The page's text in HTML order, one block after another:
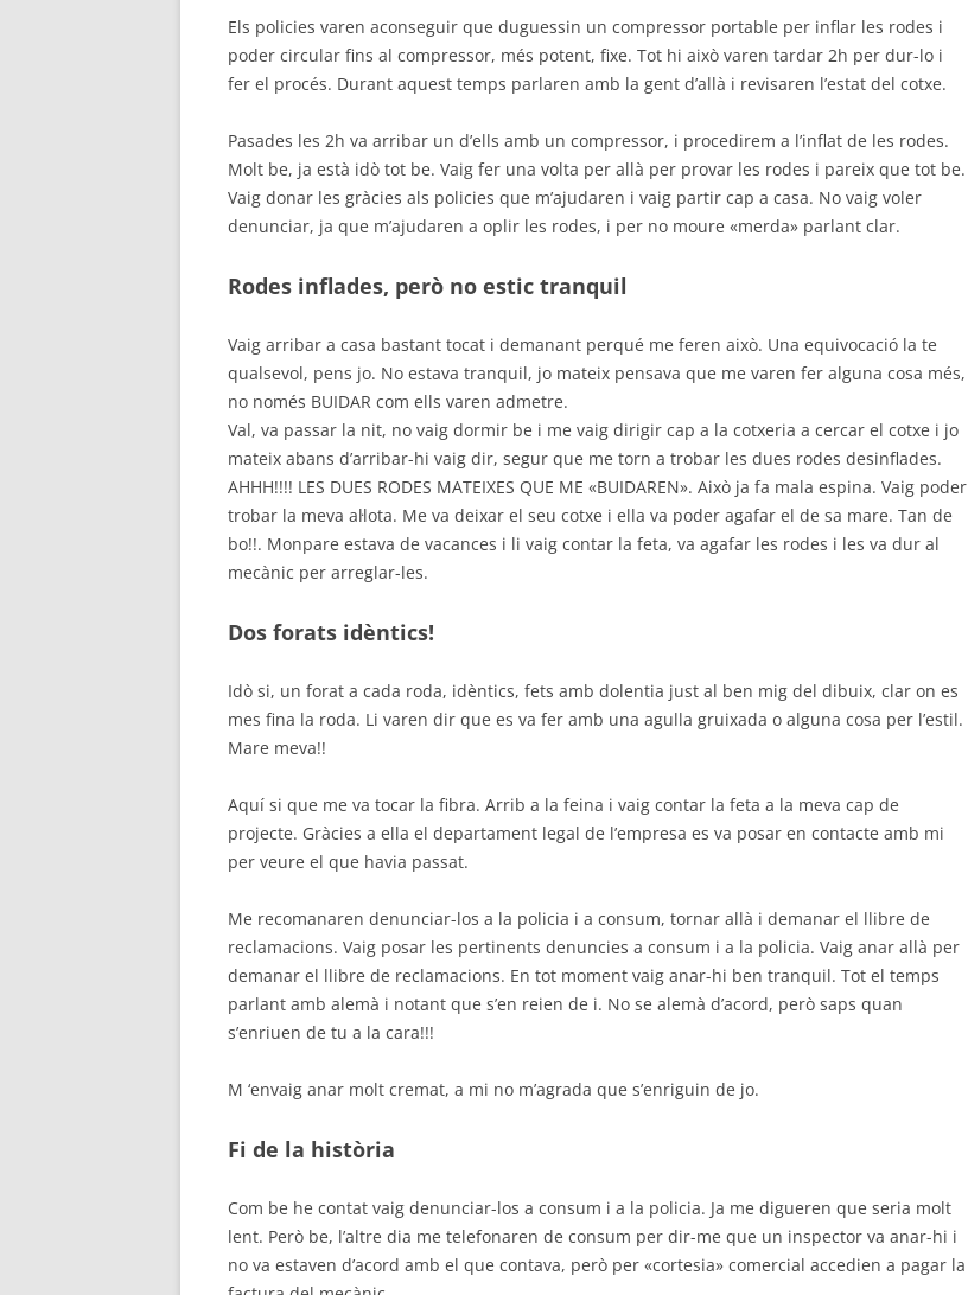
Els policies varen aconseguir que duguessin un compressor portable per inflar les rodes i
poder circular fins al compressor, més potent, fixe. Tot hi això varen tardar 2h per dur-lo i
fer el procés. Durant aquest temps parlaren amb la gent d’allà i revisaren l’estat del cotxe.
Pasades les 2h va arribar un d’ells amb un compressor, i procedirem a l’inflat de les rodes.
Molt be, ja està idò tot be. Vaig fer una volta per allà per provar les rodes i pareix que tot be.
Vaig donar les gràcies als policies que m’ajudaren i vaig partir cap a casa. No vaig voler
denunciar, ja que m’ajudaren a oplir les rodes, i per no moure «merda» parlant clar.
Rodes inflades, però no estic tranquil
Vaig arribar a casa bastant tocat i demanant perqué me feren això. Una equivocació la te
qualsevol, pens jo. No estava tranquil, jo mateix pensava que me varen fer alguna cosa més,
no només BUIDAR com ells varen admetre.
Val, va passar la nit, no vaig dormir be i me vaig dirigir cap a la cotxeria a cercar el cotxe i jo
mateix abans d’arribar-hi vaig dir, segur que me torn a trobar les dues rodes desinflades.
AHHH!!!! LES DUES RODES MATEIXES QUE ME «BUIDAREN». Això ja fa mala espina. Vaig poder
trobar la meva al·lota. Me va deixar el seu cotxe i ella va poder agafar el de sa mare. Tan de
bo!!. Monpare estava de vacances i li vaig contar la feta, va agafar les rodes i les va dur al
mecànic per arreglar-les.
Dos forats idèntics!
Idò si, un forat a cada roda, idèntics, fets amb dolentia just al ben mig del dibuix, clar on es
mes fina la roda. Li varen dir que es va fer amb una agulla gruixada o alguna cosa per l’estil.
Mare meva!!
Aquí si que me va tocar la fibra. Arrib a la feina i vaig contar la feta a la meva cap de
projecte. Gràcies a ella el departament legal de l’empresa es va posar en contacte amb mi
per veure el que havia passat.
Me recomanaren denunciar-los a la policia i a consum, tornar allà i demanar el llibre de
reclamacions. Vaig posar les pertinents denuncies a consum i a la policia. Vaig anar allà per
demanar el llibre de reclamacions. En tot moment vaig anar-hi ben tranquil. Tot el temps
parlant amb alemà i notant que s’en reien de i. No se alemà d’acord, però saps quan
s’enriuen de tu a la cara!!!
M ‘envaig anar molt cremat, a mi no m’agrada que s’enriguin de jo.
Fi de la història
Com be he contat vaig denunciar-los a consum i a la policia. Ja me digueren que seria molt
lent. Però be, l’altre dia me telefonaren de consum per dir-me que un inspector va anar-hi i
no va estaven d’acord amb el que contava, però per «cortesia» comercial accedien a pagar la